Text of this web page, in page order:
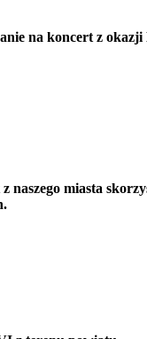
na koncert z okazji
naszego miasta